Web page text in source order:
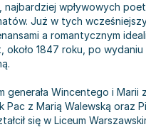
wpływowych
Już w tych
a romantycznym
1847 roku, po
Wincentego i
z Marią Walewską oraz
się w Liceum